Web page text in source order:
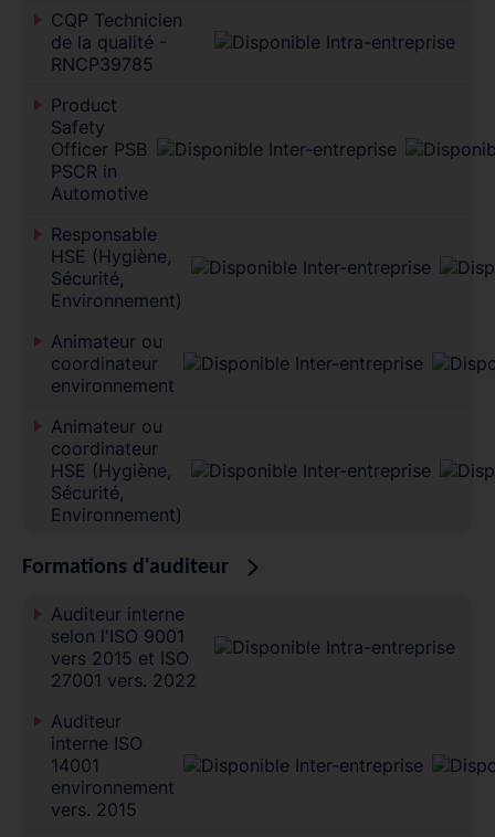
CQP Technicien
de la qualité -
RNCP39785
Product
Safety
Officer PSB
PSCR in
Automotive
Responsable
HSE (Hygiène,
Sécurité,
Environnement)
Animateur ou
coordinateur
environnement
Animateur ou
coordinateur
HSE (Hygiène,
Sécurité,
Environnement)
Formations d'auditeur
Auditeur interne
selon l'ISO 9001
vers 2015 et ISO
27001 vers. 2022
Auditeur
interne ISO
14001
environnement
vers. 2015